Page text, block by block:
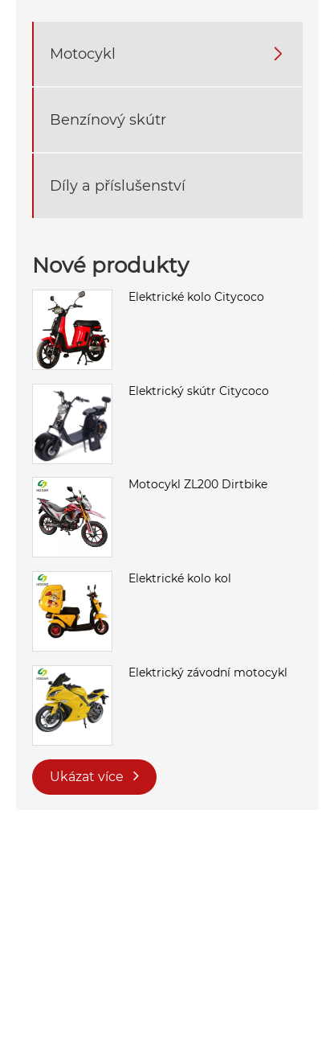
Motocykl 
Benzínový skútr
Díly a příslušenství
Nové produkty
Elektrické kolo Citycoco
Elektrický skútr Citycoco
Motocykl ZL200 Dirtbike
Elektrické kolo kol
Elektrický závodní motocykl
Ukázat více